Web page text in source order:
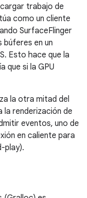
trabajo de
como un cliente
SurfaceFlinger
en un
Esto hace que la
que si la GPU
la otra mitad del
renderización de
eventos, uno de
en caliente para
play).